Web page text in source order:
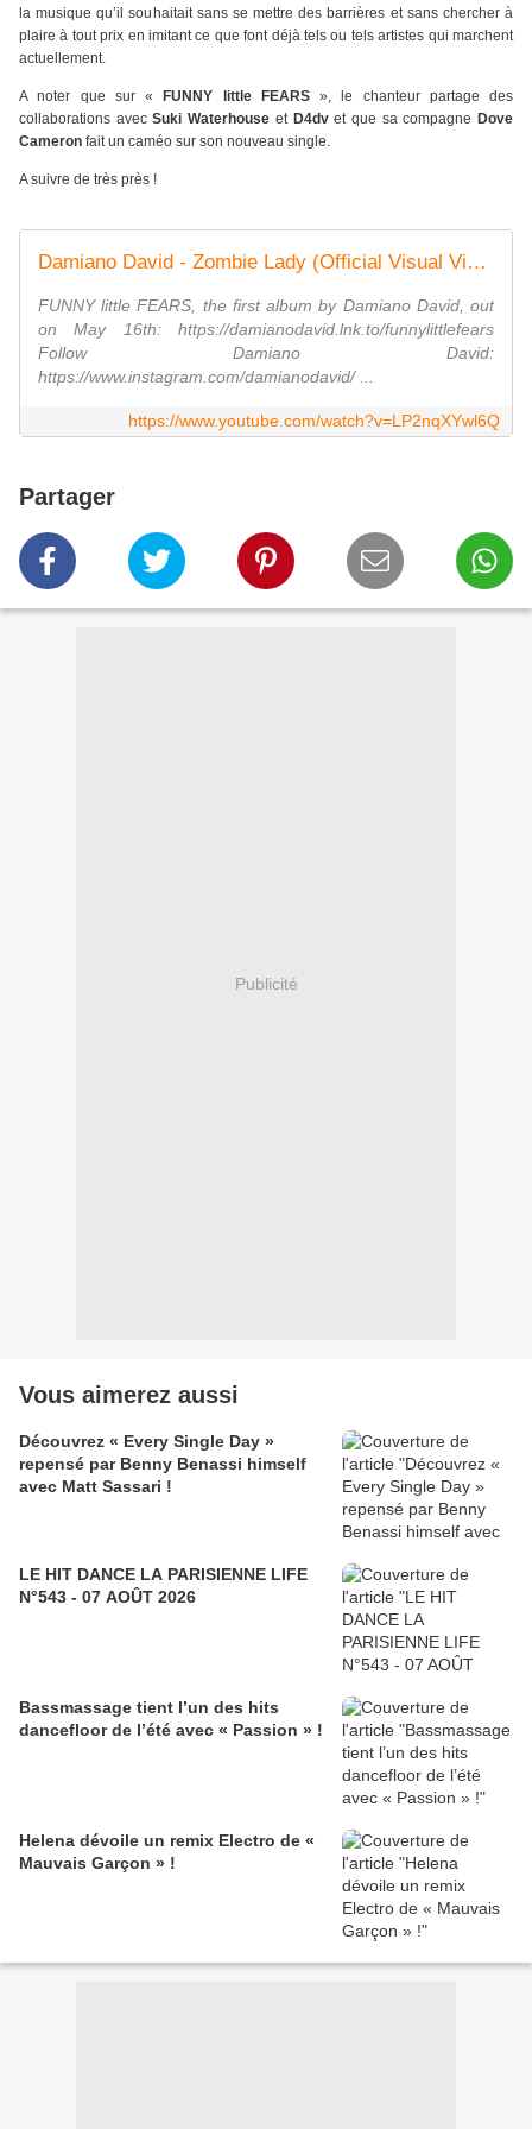
la musique qu’il souhaitait sans se mettre des barrières et sans chercher à
plaire à tout prix en imitant ce que font déjà tels ou tels artistes qui marchent
actuellement.
A noter que sur « FUNNY little FEARS », le chanteur partage des
collaborations avecSuki Waterhouse et D4dvet que sa compagne Dove
Cameron fait un caméo sur son nouveau single.
A suivre de très près !
Damiano David - Zombie Lady (Official Visual Video)
FUNNY little FEARS, the first album by Damiano David, out
on May 16th: https://damianodavid.lnk.to/funnylittlefears
Follow Damiano David:
https://www.instagram.com/damianodavid/ ...
https://www.youtube.com/watch?v=LP2nqXYwl6Q
Partager
Publicité
Vous aimerez aussi
Découvrez « Every Single Day »
repensé par Benny Benassi himself
avec Matt Sassari !
LE HIT DANCE LA PARISIENNE LIFE
N°543 - 07 AOÛT 2026
Bassmassage tient l’un des hits
dancefloor de l’été avec « Passion » !
Helena dévoile un remix Electro de «
Mauvais Garçon » !